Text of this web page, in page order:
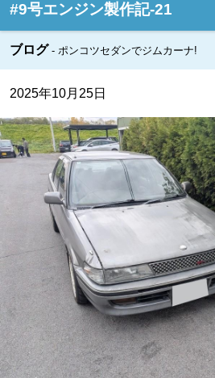
#9号エンジン製作記-21
ブログ ポンコツセダンでジムカーナ!
2025年10月25日